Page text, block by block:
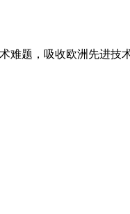
题，吸收欧洲先进